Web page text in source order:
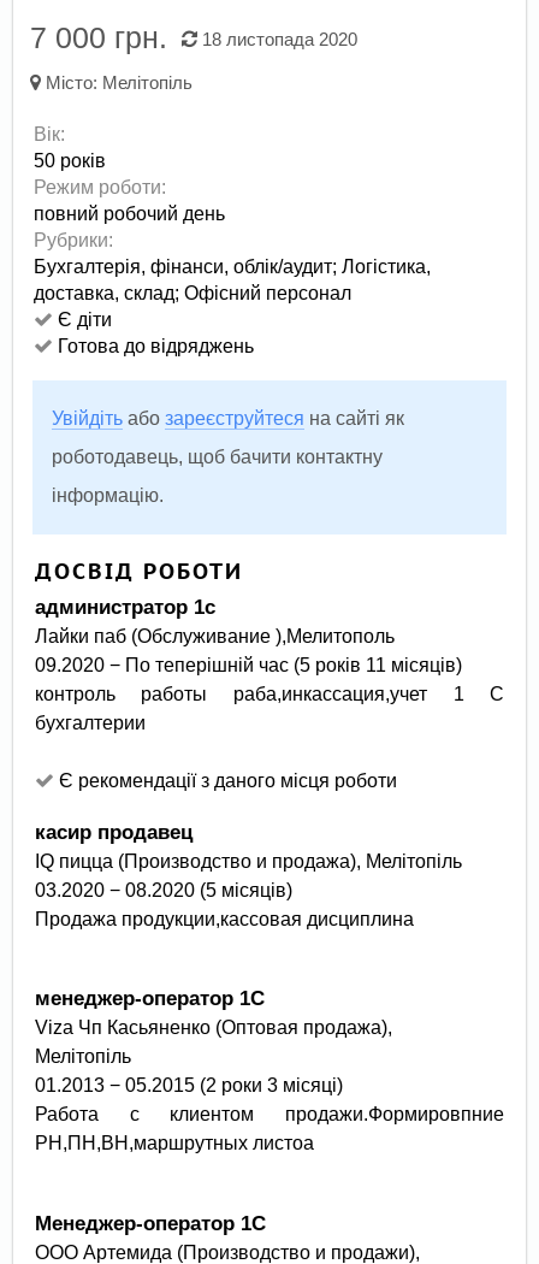
7 000 грн. 18 листопада 2020
Місто: Мелітопіль
Вік:
50 років
Режим роботи:
повний робочий день
Рубрики:
Бухгалтерія, фінанси, облік/аудит; Логістика,
доставка, склад; Офісний персонал
Є діти
Готова до відряджень
Увійдіть абозареєструйтеся на сайті як
роботодавець, щоб бачити контактну
інформацію.
ДОСВІД РОБОТИ
администратор 1с
Лайки паб (Обслуживание ),
мелитополь
09.2020 − По теперішній час (5 років 11 місяців)
контроль работы раба,инкассация,учет 1 С
бухгалтерии
Є рекомендації з даного місця роботи
касир продавец
IQ пицца (Производство и продажа), Мелітопіль
03.2020 − 08.2020 (5 місяців)
Продажа продукции,кассовая дисциплина
менеджер-оператор 1С
Viza Чп Касьяненко (Оптовая продажа),
Мелітопіль
01.2013 − 05.2015 (2 роки 3 місяці)
Работа с клиентом продажи.Формировпние
РН,ПН,ВН,маршрутных листоа
Менеджер-оператор 1С
ООО Артемида (Производство и продажи),